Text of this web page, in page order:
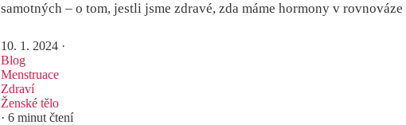
samotných – o tom, jestli jsme zdravé, zda máme hormony v
10. 1. 2024 ·
Blog
Menstruace
Zdraví
Ženské tělo
· 6 minut čtení